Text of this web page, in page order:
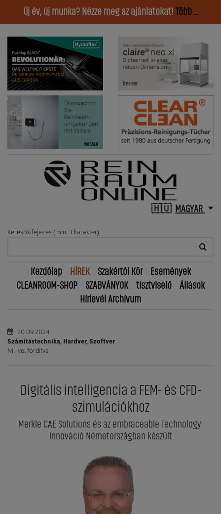
Új év, új munka? Nézze meg az ajánlatokat! Több ...
MAGYAR
Keresőkifejezés (min. 3 karakter)
Kezdőlap HÍREK Szakértői Kör
Események
CLEANROOM-SHOP
SZABVÁNYOK tisztviselő
Állások
Hírlevél Archívum
20.09.2024
Számítástechnika, Hardver, Szoftver
MI-vel fordítva
Digitális intelligencia a FEM- és CFD-
szimulációkhoz
Merkle CAE Solutions és az embraceable Technology:
Innováció Németországban készült